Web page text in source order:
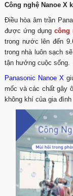
Công nghệ Nanoe X
Điều hòa âm trần
được ứng dụngcông
trong nước lên đến
trong nhà luôn sạch
tận hưởng cuộc sống.
Panasonic Nanoe X
mốc và các chất gây
không khí của gia